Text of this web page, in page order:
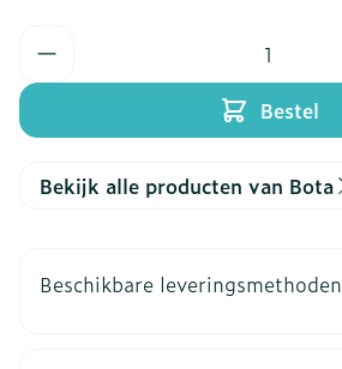
Bestel
Bekijk alle producten van Bota
Beschikbare leveringsmethoden